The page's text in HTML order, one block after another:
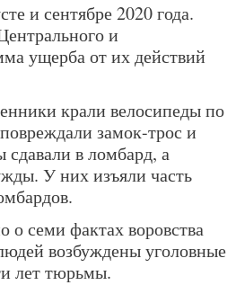
и сентябре 2020 года.
и
ущерба от их действий
крали велосипеды по
замок-трос и
в ломбард, а
У них изъяли часть
о семи фактах воровства
возбуждены уголовные
лет тюрьмы.